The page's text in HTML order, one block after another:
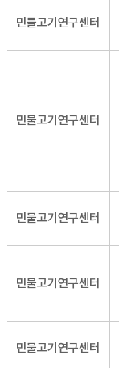
민물고기연구센터
민물고기연구센터
민물고기연구센터
민물고기연구센터
민물고기연구센터